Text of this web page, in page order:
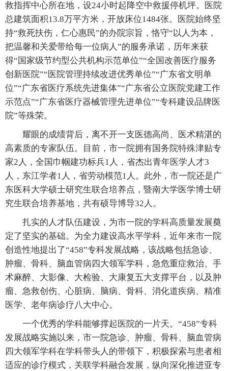
救指挥中心所在地，设24小时起降空中救援停机坪。医院
总建筑面积13.8万平方米，开放床位1484张。医院始终坚
持“救死扶伤，仁心惠民”的办院宗旨，恪守“以人为本，
把温馨和关爱带给每一位病人”的服务承诺，历年来获
得“国家级节约型公共机构示范单位”“全国改善医疗服务
创新医院”“医院管理持续改进优秀单位”“广东省文明单
位”“广东省医疗系统先进集体”“广东省公立医院党建工作
示范点”“广东省医疗器械管理先进单位”“专科建设品牌医
院”等殊荣。
耀眼的成绩背后，离不开一支医德高尚、医术精湛的
高素质的专家队伍。目前，市一院拥有国务院特殊津贴专
家2人，全国巾帼建功标兵1人，省杰出青年医学人才3
人，东江学者1人，省劳动模范1人。此外，市一院还是广
东医科大学硕士研究生联合培养点，暨南大学医学博士研
究生联合培养基地，共有硕导博导32人。
扎实的人才队伍建设，为市一院的学科高质量发展奠
定了坚实的基础。为全力建设高水平学科，近年来市一院
创造性地提出了“458”专科发展战略，该战略包括急诊、
肿瘤、骨科、脑血管病四大领军学科，急危重症救治、手
术麻醉、大影像、大检验、大康复五大支撑平台，以及肿
瘤、急救创伤、心脏病、脑病、骨科、消化道疾病、精准
医学、老年病诊疗八大中心。
一个优秀的学科能够撑起医院的一片天。“458”专科
发展战略实施以来，市一院急诊、肿瘤、骨科、脑血管病
四大领军学科在学科带头人的带领下，积极探索与患者相
适应的诊疗模式，关联学科融合发展，纵向深化推进亚专